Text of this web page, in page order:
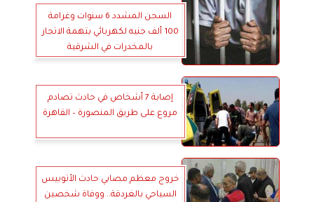
السجن المشدد 6 سنوات وغرامة
100 ألف جنيه لكهربائي بتهمة الاتجار
بالمخدرات في الشرقية
إصابة 7 أشخاص في حادث تصادم
مروع على طريق المنصورة – القاهرة
خروج معظم مصابي حادث الأتوبيس
السياحي بالغردقة.. ووفاة شخصين